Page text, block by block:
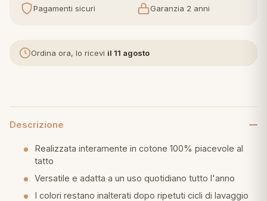
e Pigiami
Pagamenti sicuri Garanzia 2 anni
Ordina ora, lo ricevi il 11 agosto
Descrizione
Realizzata interamente in cotone 100% piacevole al
tatto
Versatile e adatta a un uso quotidiano tutto l'anno
I colori restano inalterati dopo ripetuti cicli di lavaggio